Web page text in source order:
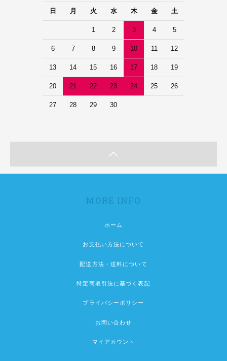
日
月 火 水 木 金 土
1 2 3 4 5
6 7 8 9 10 11 12
13 14 15 16 17 18 19
20 21 22 23 24 25 26
27 28 29 30
MORE INFO
ホーム
お支払い方法について
配送方法・送料について
特定商取引法に基づく表記
プライバシーポリシー
お問い合わせ
マイアカウント